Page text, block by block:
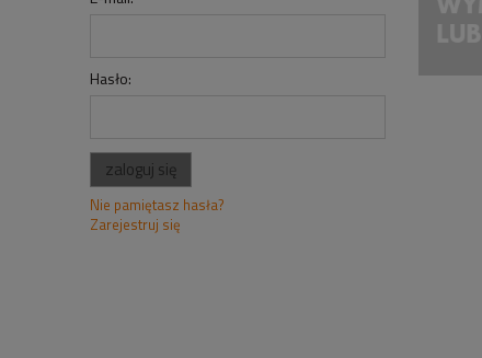
Hasło:
zaloguj się
Nie pamiętasz hasła?
Zarejestruj się